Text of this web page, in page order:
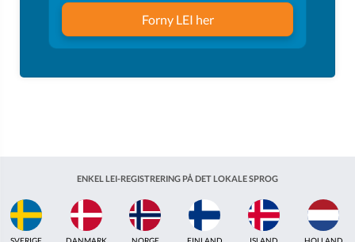
Forny LEI her
ENKEL LEI-REGISTRERING PÅ DET LOKALE SPROG
ISLAND HOLLAND STORBRITANNIEN INDIEN ESTLAND